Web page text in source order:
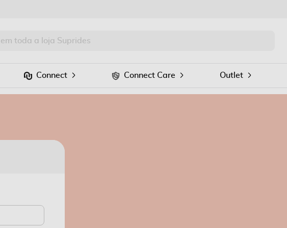
Connect Connect Care Outlet